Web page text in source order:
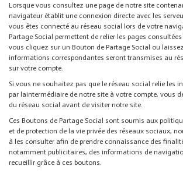
Lorsque vous consultez une page de notre site
navigateur établit une connexion directe avec les
vous êtes connecté au réseau social lors de votre
Partage Social permettent de relier les pages
vous cliquez sur un Bouton de Partage Social ou
informations correspondantes seront transmises au
sur votre compte.
Si vous ne souhaitez pas que le réseau social relie les
par laintermédiaire de notre site à votre compte, vous
du réseau social avant de visiter notre site.
Ces Boutons de Partage Social sont soumis aux
et de protection de la vie privée des réseaux sociaux,
à les consulter afin de prendre connaissance des
notamment publicitaires, des informations de
recueillir grâce à ces boutons.